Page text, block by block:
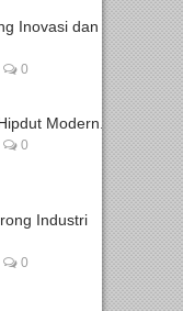
Inovasi dan
0
Modern...
0
Industri
0